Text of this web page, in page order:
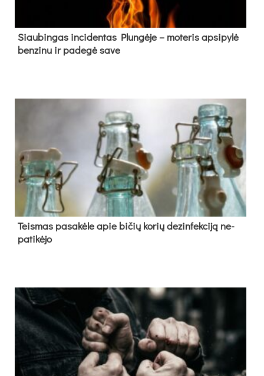
Siau­bin­gas in­ci­den­tas Plun­gė­je – mo­te­ris ap­si­py­lė
ben­zi­nu ir pa­de­gė sa­ve
Teis­mas pa­sa­kė­le apie bi­čių ko­rių de­zin­fek­ci­ją ne­
pa­ti­kė­jo